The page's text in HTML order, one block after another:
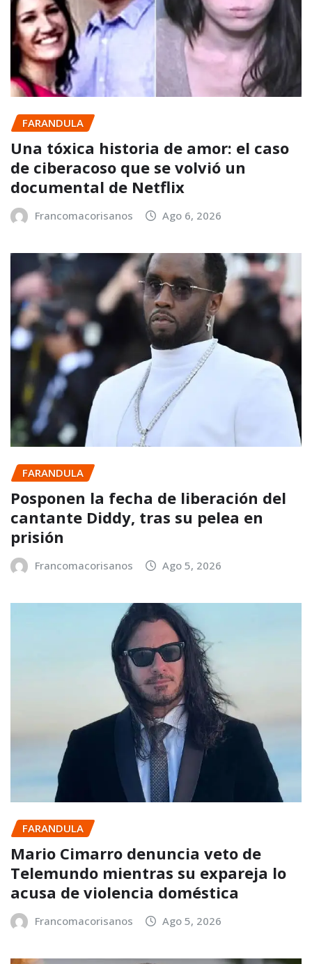
FARANDULA
Una tóxica historia de amor: el caso
de ciberacoso que se volvió un
documental de Netflix
Francomacorisanos Ago 6, 2026
FARANDULA
Posponen la fecha de liberación del
cantante Diddy, tras su pelea en
prisión
Francomacorisanos Ago 5, 2026
FARANDULA
Mario Cimarro denuncia veto de
Telemundo mientras su expareja lo
acusa de violencia doméstica
Francomacorisanos Ago 5, 2026